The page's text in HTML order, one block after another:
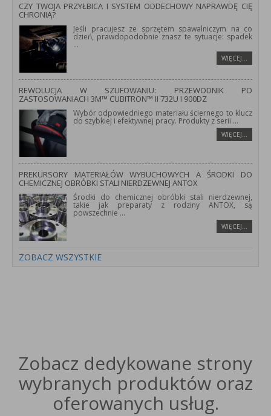
CZY TWOJA PRZYŁBICA I SYSTEM ODDECHOWY NAPRAWDĘ CIĘ
CHRONIĄ?
Jeśli pracujesz ze sprzętem spawalniczym na co
dzień, prawdopodobnie znasz te sytuacje: spadek
...
WIĘCEJ…
REWOLUCJA W SZLIFOWANIU: PRZEWODNIK PO
ZASTOSOWANIACH 3M™ CUBITRON™ II 732U I 900DZ
Wybór odpowiedniego materiału ściernego to klucz
do szybkiej i efektywnej pracy. Produkty z serii ...
WIĘCEJ…
PREKURSORY MATERIAŁÓW WYBUCHOWYCH A ŚRODKI DO
CHEMICZNEJ OBRÓBKI STALI NIERDZEWNEJ ANTOX
Środki do chemicznej obróbki stali nierdzewnej,
takie jak preparaty z rodziny ANTOX, są
powszechnie...
WIĘCEJ…
ZOBACZ WSZYSTKIE
Zobacz dedykowane strony
wybranych produktów oraz
oferowanych usług.